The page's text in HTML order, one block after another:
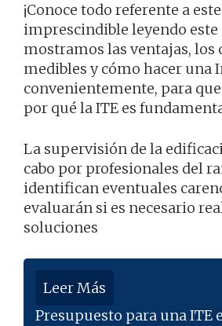
¡Conoce todo referente a
imprescindible leyendo este
mostramos las ventajas, los
medibles y cómo hacer una
convenientemente, para
por qué la ITE es
La supervisión de la
cabo por profesionales del
identifican eventuales
evaluarán si es necesario
soluciones
Leer Más
Presupuesto para una ITE